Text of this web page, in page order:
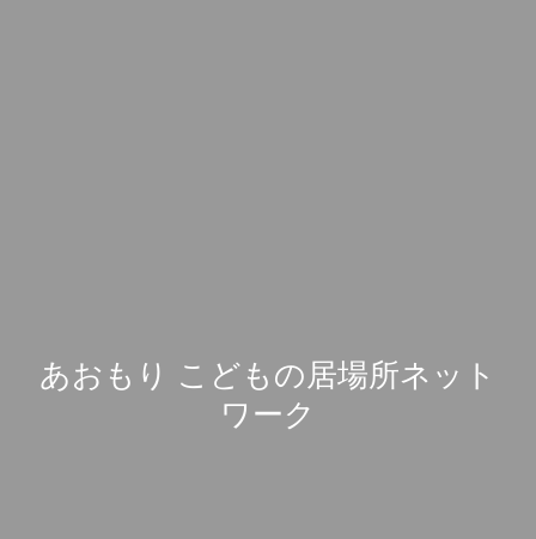
あおもり こどもの居場所ネット
ワーク